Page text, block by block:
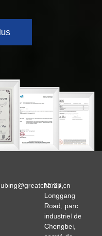
N° 27,
Longgang
Road, parc
industriel de
Chengbei,